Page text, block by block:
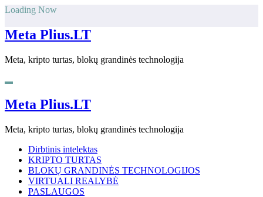
Skip
content
Loading Now
Meta Plius.LT
Meta, kripto turtas, blokų grandinės technologija
Meta Plius.LT
Meta, kripto turtas, blokų grandinės technologija
Dirbtinis intelektas
KRIPTO TURTAS
BLOKŲ GRANDINĖS TECHNOLOGIJOS
VIRTUALI REALYBĖ
PASLAUGOS